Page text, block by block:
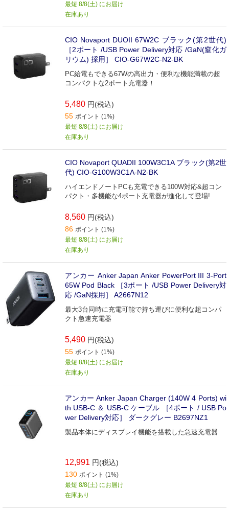
最短 8/8(土) にお届け
在庫あり
CIO Novaport DUOII 67W2C ブラック(第2世代)
［2ポート /USB Power Delivery対応 /GaN(窒化ガ
リウム) 採用］ CIO-G67W2C-N2-BK
PC給電もできる67Wの高出力・便利な機能満載の超
コンパクトな2ポート充電器！
5,480 円(税込)
55 ポイント (1%)
最短 8/8(土) にお届け
在庫あり
CIO Novaport QUADII 100W3C1A ブラック(第2世
代) CIO-G100W3C1A-N2-BK
ハイエンドノートPCも充電できる100W対応&超コン
パクト・多機能な4ポート充電器が進化して登場!
8,560 円(税込)
86 ポイント (1%)
最短 8/8(土) にお届け
在庫あり
アンカー Anker Japan Anker PowerPort III 3-Port
65W Pod Black ［3ポート /USB Power Delivery対
応 /GaN採用］ A2667N12
最大3台同時に充電可能で持ち運びに便利な超コンパ
クト急速充電器
5,490 円(税込)
55 ポイント (1%)
最短 8/8(土) にお届け
在庫あり
アンカー Anker Japan Charger (140W 4 Ports) wi
th USB-C ＆ USB-C ケーブル ［4ポート / USB Po
wer Delivery対応］ ダークグレー B2697NZ1
製品本体にディスプレイ機能を搭載した急速充電器
12,991 円(税込)
130 ポイント (1%)
最短 8/8(土) にお届け
在庫あり